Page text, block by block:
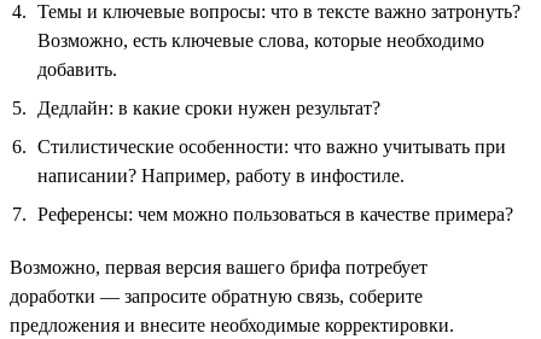
Темы и ключевые вопросы: что в тексте важно затронуть?
Возможно, есть ключевые слова, которые необходимо
добавить.
Дедлайн: в какие сроки нужен результат?
Стилистические особенности: что важно учитывать при
написании? Например, работу в инфостиле.
Референсы: чем можно пользоваться в качестве примера?
Возможно, первая версия вашего брифа потребует
доработки — запросите обратную связь, соберите
предложения и внесите необходимые корректировки.